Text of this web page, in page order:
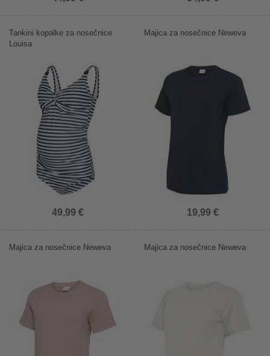
Tankini kopalke za nosečnice
Louisa
49,99 €
Majica za nosečnice Neweva
19,99 €
Majica za nosečnice Neweva Majica za nosečnice Neweva